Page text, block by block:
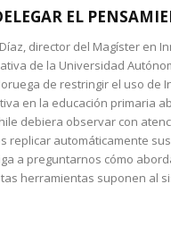
EL
director del Magíster en
de la Universidad
de restringir el uso de
en la educación primaria
debiera observar con
replicar automáticamente
a preguntarnos cómo
herramientas suponen al